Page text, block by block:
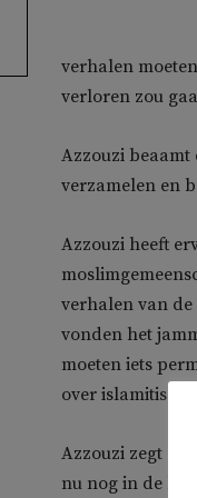
verhalen
verloren zou
Azzouzi beaamt
verzamelen en
Azzouzi heeft
verhalen van
vonden het
moeten iets
over
Azzouzi zegt er
nu nog in de